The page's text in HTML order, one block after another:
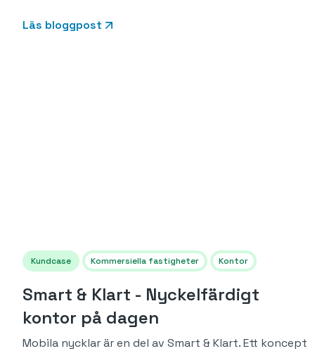
Läs bloggpost
Kundcase Kommersiella fastigheter Kontor
Smart & Klart - Nyckelfärdigt
kontor på dagen
Mobila nycklar är en del av Smart & Klart. Ett koncept